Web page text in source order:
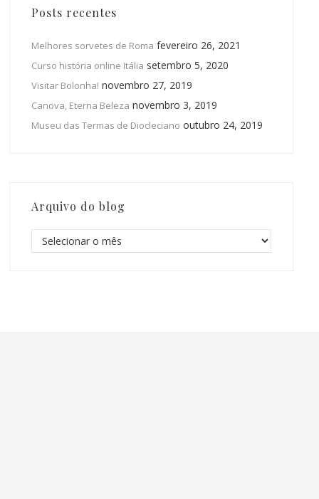
Posts recentes
Melhores sorvetes de Roma fevereiro 26, 2021
Curso história online Itália setembro 5, 2020
Visitar Bolonha! novembro 27, 2019
Canova, Eterna Beleza novembro 3, 2019
Museu das Termas de Diocleciano outubro 24, 2019
Arquivo do blog